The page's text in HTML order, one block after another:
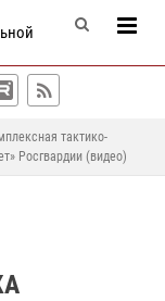
тактико-
Росгвардии (видео)